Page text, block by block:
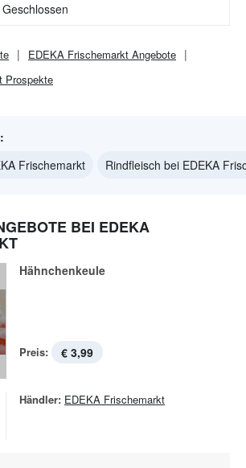
Geschlossen
EDEKA Frischemarkt Angebote
Prospekte
Frischemarkt
Rindfleisch bei EDEKA
BEI EDEKA
Hähnchenkeule
Preis: € 3,99
Händler: EDEKA Frischemarkt